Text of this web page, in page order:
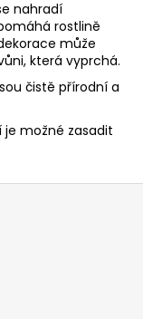
nahradí
rostlině
může
která vyprchá.
čistě přírodní a
je možné zasadit